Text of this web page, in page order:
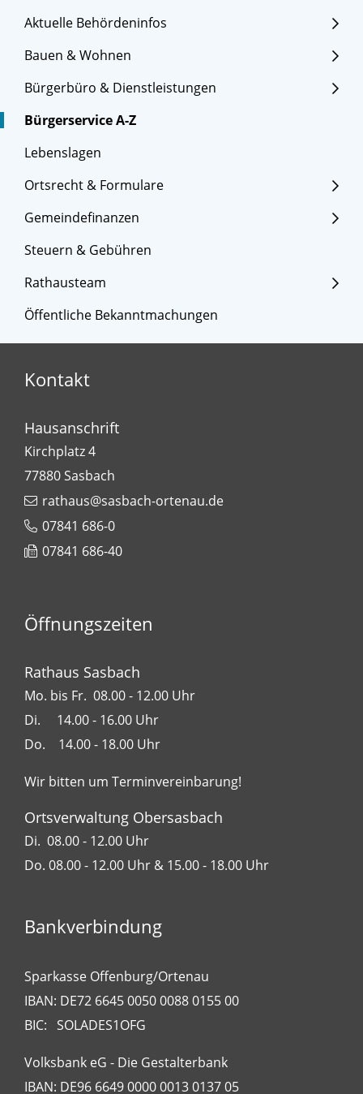
Aktuelle Behördeninfos
Bauen & Wohnen
Bürgerbüro & Dienstleistungen
Bürgerservice A-Z
Lebenslagen
Ortsrecht & Formulare
Gemeindefinanzen
Steuern & Gebühren
Rathausteam
Öffentliche Bekanntmachungen
Kontakt
Hausanschrift
Kirchplatz 4
77880Sasbach
rathaus@sasbach-ortenau.de
07841 686-0
07841 686-40
Öffnungszeiten
Rathaus Sasbach
Mo. bis Fr. 08.00 - 12.00 Uhr
Di. 14.00 - 16.00 Uhr
Do. 14.00 - 18.00 Uhr
Wir bitten um Terminvereinbarung!
Ortsverwaltung Obersasbach
Di. 08.00 - 12.00 Uhr
Do. 08.00 - 12.00 Uhr & 15.00 - 18.00 Uhr
Bankverbindung
Sparkasse Offenburg/Ortenau
IBAN: DE72 6645 0050 0088 0155 00
BIC: SOLADES1OFG
Volksbank eG - Die Gestalterbank
IBAN: DE96 6649 0000 0013 0137 05